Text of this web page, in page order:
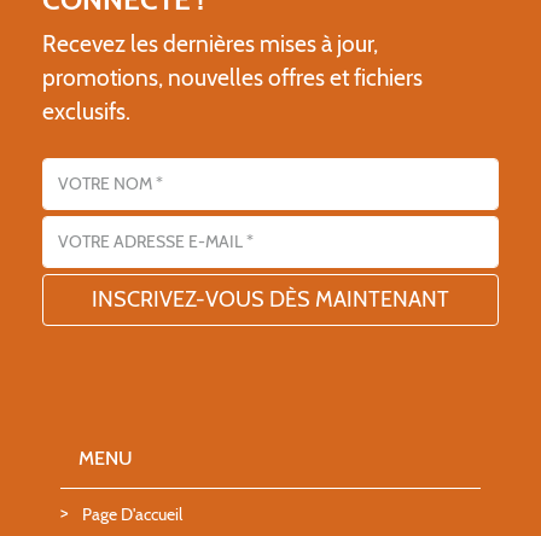
Recevez les dernières mises à jour,
promotions, nouvelles offres et fichiers
exclusifs.
Nom
Adresse email
MENU
Page D'accueil